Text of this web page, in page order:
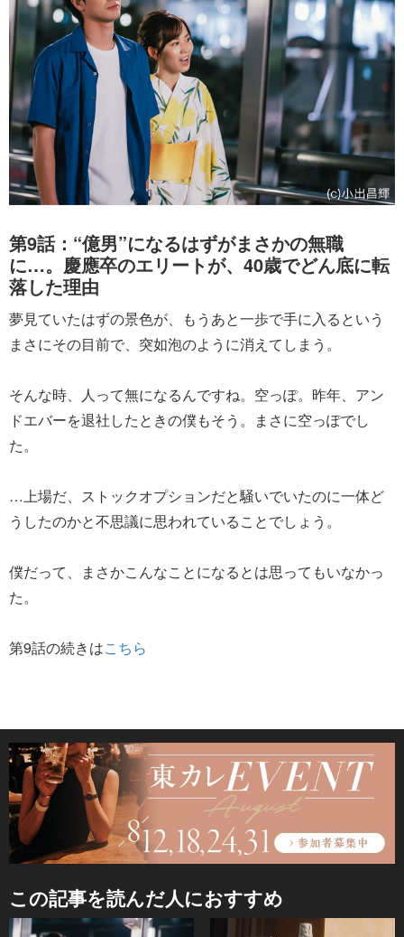
第9話：“億男”になるはずがまさかの無職
に…。慶應卒のエリートが、40歳でどん底に転
落した理由
夢見ていたはずの景色が、もうあと一歩で手に入るという
まさにその目前で、突如泡のように消えてしまう。
そんな時、人って無になるんですね。空っぽ。昨年、アン
ドエバーを退社したときの僕もそう。まさに空っぽでし
た。
…上場だ、ストックオプションだと騒いでいたのに一体ど
うしたのかと不思議に思われていることでしょう。
僕だって、まさかこんなことになるとは思ってもいなかっ
た。
第9話の続きはこちら
この記事を読んだ人におすすめ